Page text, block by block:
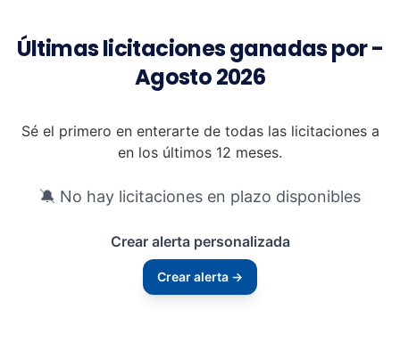
Últimas licitaciones ganadas por -
Agosto 2026
Sé el primero en enterarte de todas las licitaciones a
en los últimos 12 meses.
🔕 No hay licitaciones en plazo disponibles
Crear alerta personalizada
Crear alerta →